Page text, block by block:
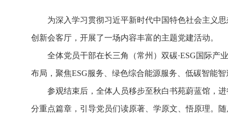
为深入学习贯彻习近平新时代中国特色社会主义
创新会客厅，开展了一场内容丰富的主题党建活动。
全体党员干部在长三角（常州）双碳·ESG国际产
布局，聚焦ESG服务、绿色综合能源服务、低碳智能
参观结束后，全体人员移步至秋白书苑蔚蓝馆，
分重点篇章，引导党员们读原著、学原文、悟原理。